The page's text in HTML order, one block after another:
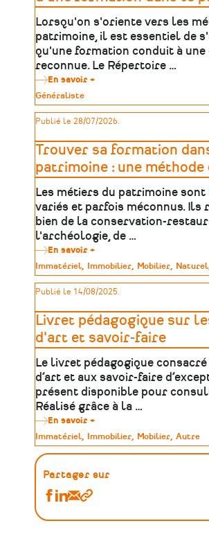
Lorsqu'on s'oriente vers les
patrimoine, il est essentiel de
qu'une formation conduit à
reconnue. Le Répertoire …
En savoir +
vérifier
la
d'une
formation
dans
le
Type
de
patrimoine
Généraliste
Publié le 28/07/2026.
Trouver sa formation
patrimoine : une méthode
Les métiers du patrimoine sont
variés et parfois méconnus. Ils
bien de la conservation-
l'archéologie, de …
En savoir +
Trouver
sa
formation
dans
patrimoine
:
une
méthode
5
étapes
Type
de
patrimoine
Immatériel Immobilier Mobilier Naturel
Publié le 14/08/2025.
Livret pédagogique sur
d'art et savoir-faire
Le livret pédagogique
d’art et aux savoir-faire
présent disponible pour
Réalisé grâce à la …
En savoir +
Livret
pédagogique
sur
métiers
Type
de
patrimoine
Immatériel Immobilier Mobilier Autre
Partager sur
Partager
:
Partager
:
Partager
:
lien